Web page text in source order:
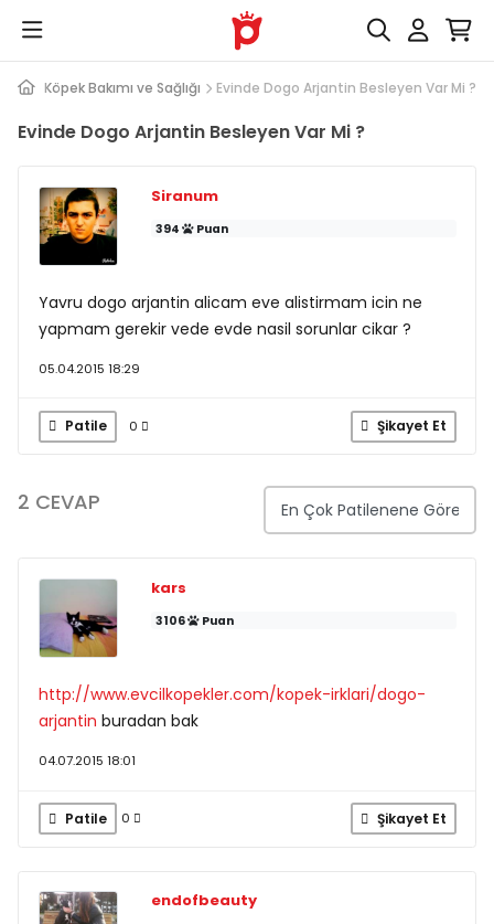
Köpek Bakımı ve Sağlığı Evinde Dogo Arjantin Besleyen Var Mi ?
Evinde Dogo Arjantin Besleyen Var Mi ?
Siranum
394 Puan
Yavru dogo arjantin alicam eve alistirmam icin ne
yapmam gerekir vede evde nasil sorunlar cikar ?
05.04.2015 18:29
Patile 0 Şikayet Et
2 CEVAP
kars
3106 Puan
http://www.evcilkopekler.com/kopek-irklari/dogo-
arjantin buradan bak
04.07.2015 18:01
Patile 0 Şikayet Et
endofbeauty